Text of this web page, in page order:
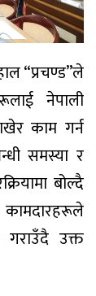
“प्रचण्ड”ले
नेपाली
काम गर्न
समस्या र
बोल्दै
कामदारहरूले
गराउँदै उक्त